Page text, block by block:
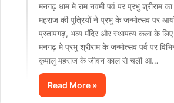
मनगढ़ धाम मे राम नवमी पर्व पर प्रभु
महराज की पुत्रियों ने प्रभु के जन्मोत्सव पर
प्रतापगढ़, भव्य मंदिर और स्थापत्य कला के लिए
मनगढ़ मे प्रभु श्रीराम के जन्मोत्सव पर्व पर
कृपालु महराज के जीवन काल से चली आ…
Read More »